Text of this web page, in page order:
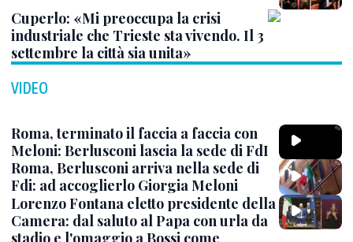
Cuperlo: «Mi preoccupa la crisi
industriale che Trieste sta vivendo. Il 3
settembre la città sia unita»
VIDEO
Roma, terminato il faccia a faccia con
Meloni: Berlusconi lascia la sede di FdI
Roma, Berlusconi arriva nella sede di
Fdi: ad accoglierlo Giorgia Meloni
Lorenzo Fontana eletto presidente della
Camera: dal saluto al Papa con urla da
stadio e l'omaggio a Bossi come